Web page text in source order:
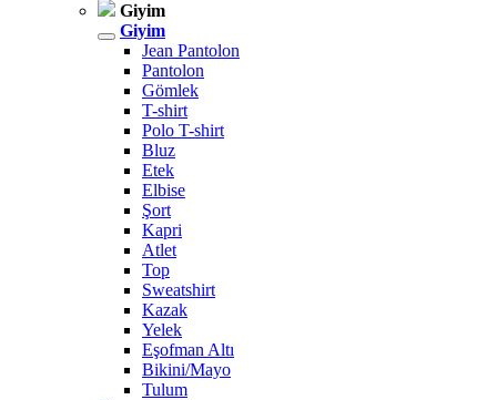
Giyim
Giyim
Jean Pantolon
Pantolon
Gömlek
T-shirt
Polo T-shirt
Bluz
Etek
Elbise
Şort
Kapri
Atlet
Top
Sweatshirt
Kazak
Yelek
Eşofman Altı
Bikini/Mayo
Tulum